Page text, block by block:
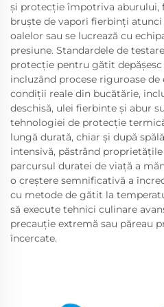
și protecție împotriva aburului,
bruște de vapori fierbinți atunci
oalelor sau se lucrează cu
presiune. Standardele de
protecție pentru gătit
incluzând procese riguroase de
condiții reale din bucătărie,
deschisă, ulei fierbinte și abur
tehnologiei de protecție
lungă durată, chiar și după
intensivă, păstrând
parcursul duratei de viață a
o creștere semnificativă a
cu metode de gătit la
să execute tehnici culinare
precauție extremă sau păreau
încercate.